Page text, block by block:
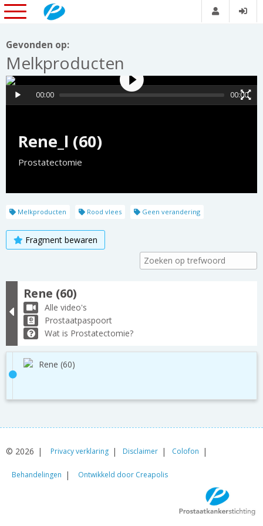
Gevonden op:
Melkproducten
Rene_l (60)
Prostatectomie
00:00 00:00
Melkproducten Rood vlees Geen verandering
Fragment bewaren
Rene (60)
Alle video's
Prostaatpaspoort
Wat is Prostatectomie?
Rene (60)
© 2026 Privacy verklaring Disclaimer Colofon
Behandelingen Ontwikkeld door Creapolis